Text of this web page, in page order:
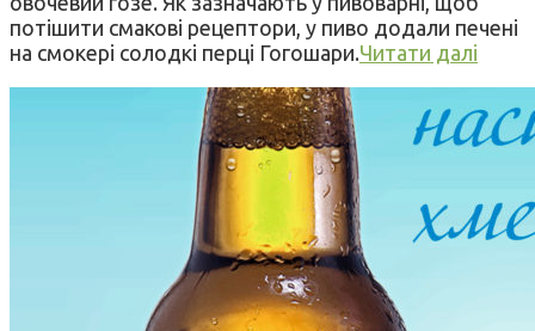
потішити смакові рецептори, у пиво додали печені
на смокері солодкі перці Гогошари.Читати далі